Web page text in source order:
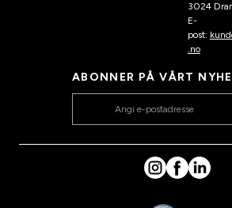
3024
E-
post:
.no
ABONNER PÅ VÅRT